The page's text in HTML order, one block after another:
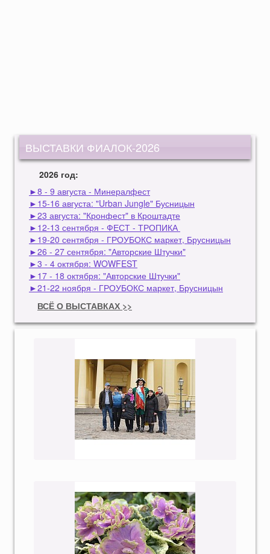
ВЫСТАВКИ ФИАЛОК-2026
2026 год:
►8 - 9 августа - Минералфест
►15-16 августа: "Urban Jungle" Бусницын
►23 августа: "Кронфест" в Кроштадте
►12-13 сентября - ФЕСТ - ТРОПИКА
►19-20 сентября - ГРОУБОКС маркет, Брусницын
►26 - 27 сентября: "Авторские Штучки"
►3 - 4 октября: WOWFEST
►17 - 18 октября: "Авторские Штучки"
►21-22 ноября - ГРОУБОКС маркет, Брусницын
ВСЁ О ВЫСТАВКАХ >>